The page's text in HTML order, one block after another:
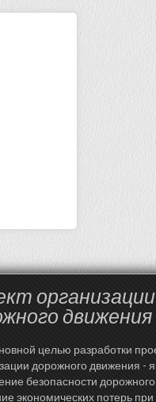
организации
движения
целью разработки
дорожного движения -
безопасности
экономических потерь при